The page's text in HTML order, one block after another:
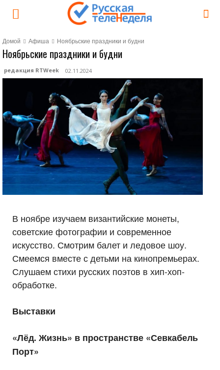
Домой Афиша Ноябрьские праздники и будни
Ноябрьские праздники и будни
редакция RTWeek 02.11.2024
В ноябре изучаем византийские монеты,
советские фотографии и современное
искусство. Смотрим балет и ледовое шоу.
Смеемся вместе с детьми на кинопремьерах.
Слушаем стихи русских поэтов в хип-хоп-
обработке.
Выставки
«Лёд. Жизнь» в пространстве «Севкабель
Порт»